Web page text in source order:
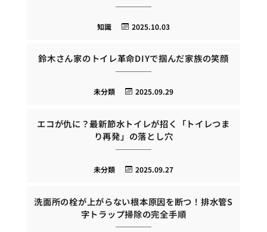
2025.10.03
知識
鈴木さん家のトイレ革命DIYで掴んだ家族の笑顔
2025.09.29
未分類
エコが仇に？最新節水トイレが招く「トイレつま
り再発」の落とし穴
2025.09.27
未分類
洗面所の栓が上がらない根本原因を断つ！排水管S
字トラップ掃除の完全手順